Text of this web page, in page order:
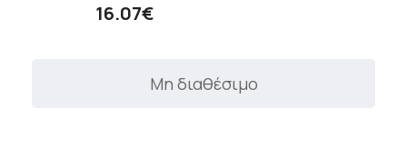
16.07€
Μη διαθέσιμο